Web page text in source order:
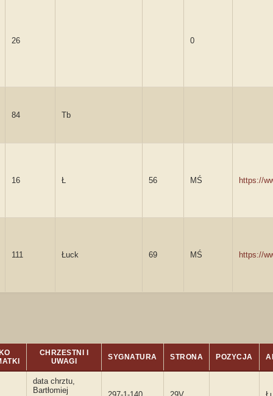
26 0
84 Tb
16 Ł 56 MŚ https://
111 Łuck 69 MŚ https://
CHRZESTNI I
UWAGI
SYGNATURA STRONA POZYCJA
data chrztu,
Bartłomiej